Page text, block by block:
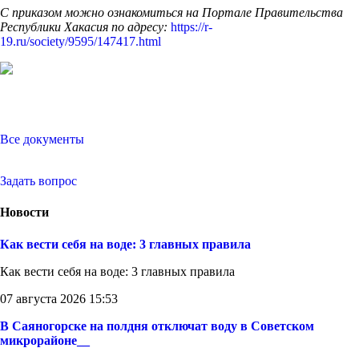
С приказом можно ознакомиться на Портале Правительства
Республики Хакасия по адресу: https://r-
19.ru/society/9595/147417.html
Все документы
Задать вопрос
Новости
Как вести себя на воде: 3 главных правила
Как вести себя на воде: 3 главных правила
07 августа 2026 15:53
В Саяногорске на полдня отключат воду в Советском
микрорайоне__